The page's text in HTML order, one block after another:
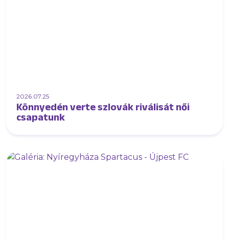
2026.07.25
Könnyedén verte szlovák riválisát női
csapatunk